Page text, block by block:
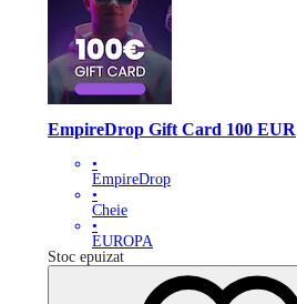
EmpireDrop Gift Card 100 EUR
•
EmpireDrop
•
Cheie
•
EUROPA
Stoc epuizat